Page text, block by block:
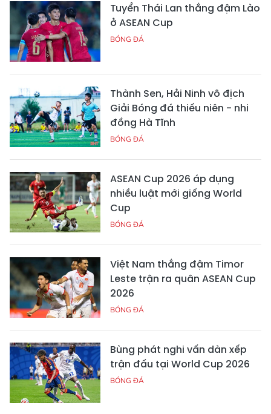
Tuyển Thái Lan thắng đậm Lào
ở ASEAN Cup
BÓNG ĐÁ
Thành Sen, Hải Ninh vô địch
Giải Bóng đá thiếu niên - nhi
đồng Hà Tĩnh
BÓNG ĐÁ
ASEAN Cup 2026 áp dụng
nhiều luật mới giống World
Cup
BÓNG ĐÁ
Việt Nam thắng đậm Timor
Leste trận ra quân ASEAN Cup
2026
BÓNG ĐÁ
Bùng phát nghi vấn dàn xếp
trận đấu tại World Cup 2026
BÓNG ĐÁ